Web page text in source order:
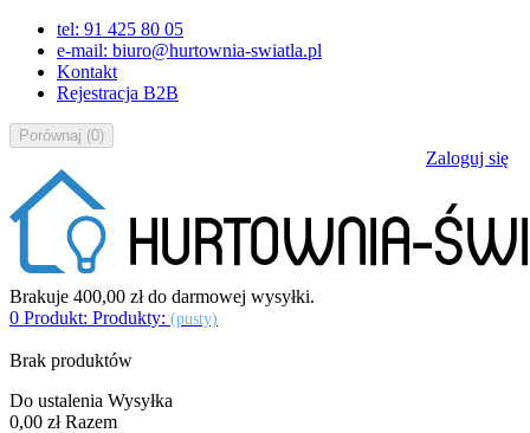
tel: 91 425 80 05
e-mail: biuro@hurtownia-swiatla.pl
Kontakt
Rejestracja B2B
Porównaj (0)
Zaloguj się
Brakuje 400,00 złdo darmowej wysyłki.
0 Produkt: Produkty: (pusty)
Brak produktów
Do ustalenia Wysyłka
0,00 zł Razem